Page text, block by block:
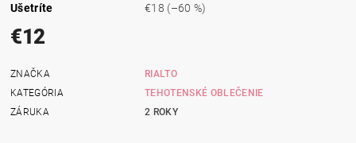
Ušetríte
€18 (–60 %)
€12
ZNAČKA
RIALTO
KATEGÓRIA
TEHOTENSKÉ OBLEČENIE
ZÁRUKA
2 ROKY